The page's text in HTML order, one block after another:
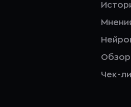
Чек-